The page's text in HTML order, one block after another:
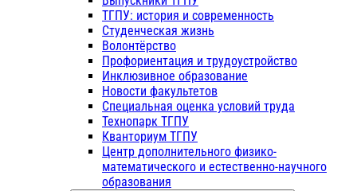
ТГПУ: история и современность
Студенческая жизнь
Волонтёрство
Профориентация и трудоустройство
Инклюзивное образование
Новости факультетов
Специальная оценка условий труда
Технопарк ТГПУ
Кванториум ТГПУ
Центр дополнительного физико-
математического и естественно-научного
образования